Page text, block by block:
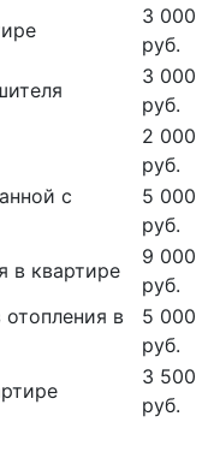
3 000
руб.
3 000
руб.
2 000
руб.
с
5 000
руб.
в квартире
9 000
руб.
в
5 000
руб.
3 500
руб.